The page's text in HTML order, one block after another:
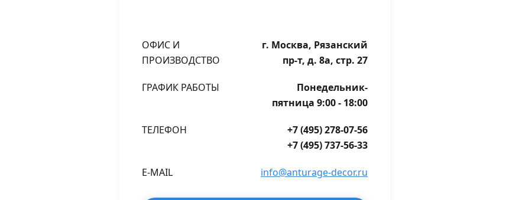
ОФИС И
ПРОИЗВОДСТВО
г. Москва, Рязанский
пр-т, д. 8а, стр. 27
ГРАФИК РАБОТЫ
Понедельник-
пятница 9:00 - 18:00
ТЕЛЕФОН
+7 (495) 278-07-56
+7 (495) 737-56-33
E-MAIL info@anturage-decor.ru